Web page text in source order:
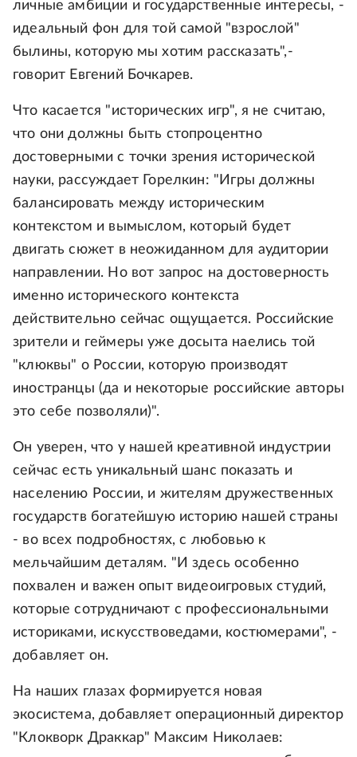
личные амбиции и государственные интересы, -
идеальный фон для той самой "взрослой"
былины, которую мы хотим рассказать",-
говорит Евгений Бочкарев.
Что касается "исторических игр", я не считаю,
что они должны быть стопроцентно
достоверными с точки зрения исторической
науки, рассуждает Горелкин: "Игры должны
балансировать между историческим
контекстом и вымыслом, который будет
двигать сюжет в неожиданном для аудитории
направлении. Но вот запрос на достоверность
именно исторического контекста
действительно сейчас ощущается. Российские
зрители и геймеры уже досыта наелись той
"клюквы" о России, которую производят
иностранцы (да и некоторые российские авторы
это себе позволяли)".
Он уверен, что у нашей креативной индустрии
сейчас есть уникальный шанс показать и
населению России, и жителям дружественных
государств богатейшую историю нашей страны
- во всех подробностях, с любовью к
мельчайшим деталям. "И здесь особенно
похвален и важен опыт видеоигровых студий,
которые сотрудничают с профессиональными
историками, искусствоведами, костюмерами", -
добавляет он.
На наших глазах формируется новая
экосистема, добавляет операционный директор
"Клокворк Драккар" Максим Николаев: